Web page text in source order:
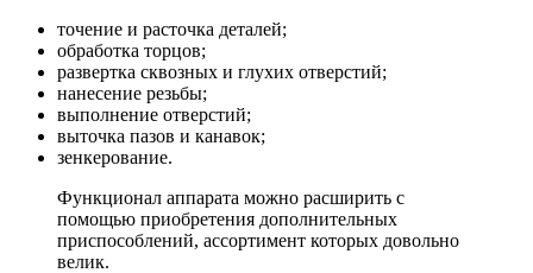
точение и расточка деталей;
обработка торцов;
развертка сквозных и глухих отверстий;
нанесение резьбы;
выполнение отверстий;
выточка пазов и канавок;
зенкерование.
Функционал аппарата можно расширить с
помощью приобретения дополнительных
приспособлений, ассортимент которых довольно
велик.